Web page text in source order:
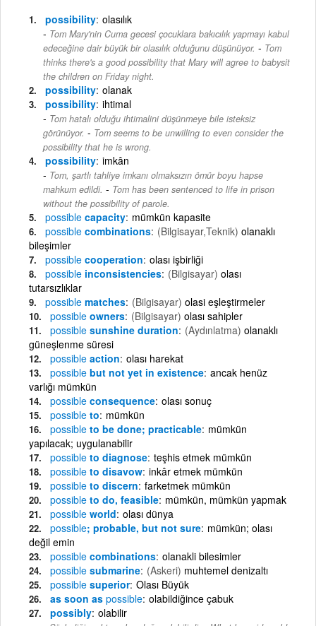
possibility olasılık
Tom Mary'nin Cuma gecesi çocuklara bakıcılık yapmayı kabul
edeceğine dair büyük bir olasılık olduğunu düşünüyor. - Tom
thinks there's a good possibility that Mary will agree to babysit
the children on Friday night.
possibility olanak
possibility ihtimal
Tom hatalı olduğu ihtimalini düşünmeye bile isteksiz
görünüyor. - Tom seems to be unwilling to even consider the
possibility that he is wrong.
possibility imkân
Tom, şartlı tahliye imkanı olmaksızın ömür boyu hapse
mahkum edildi. - Tom has been sentenced to life in prison
without the possibility of parole.
possible capacity mümkün kapasite
possible combinations (Bilgisayar,Teknik) olanaklı
bileşimler
possible cooperation olası işbirliği
possible inconsistencies (Bilgisayar) olası
tutarsızlıklar
possible matches (Bilgisayar) olasi eşleştirmeler
possible owners (Bilgisayar) olası sahipler
possible sunshine duration (Aydınlatma) olanaklı
güneşlenme süresi
possible action olası harekat
possible but not yet in existence ancak henüz
varlığı mümkün
possible consequence olası sonuç
possible to mümkün
possible to be done; practicable mümkün
yapılacak; uygulanabilir
possible to diagnose teşhis etmek mümkün
possible to disavow inkâr etmek mümkün
possible to discern farketmek mümkün
possible to do, feasible mümkün, mümkün yapmak
possible world olası dünya
possible; probable, but not sure mümkün; olası
değil emin
possible combinations olanakli bilesimler
possible submarine (Askeri) muhtemel denizaltı
possible superior Olası Büyük
as soon as possible olabildiğince çabuk
possibly olabilir